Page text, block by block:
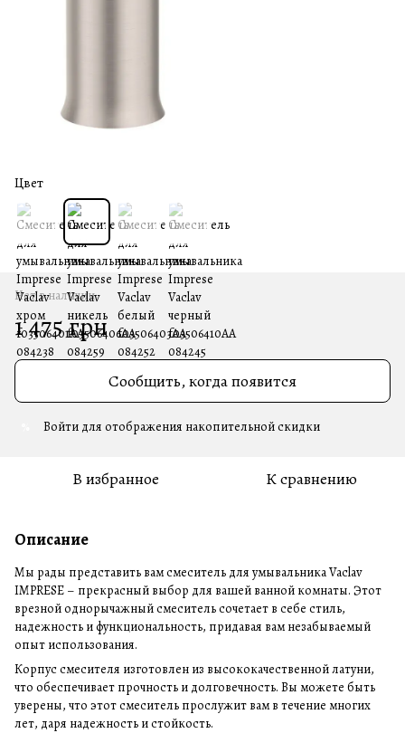
Цвет
Нет в наличии
1 475 грн
Сообщить, когда появится
Войти для отображения накопительной скидки
В избранное К сравнению
Описание
Мы рады представить вам смеситель для умывальника Vaclav
IMPRESE – прекрасный выбор для вашей ванной комнаты. Этот
врезной однорычажный смеситель сочетает в себе стиль,
надежность и функциональность, придавая вам незабываемый
опыт использования.
Корпус смесителя изготовлен из высококачественной латуни,
что обеспечивает прочность и долговечность. Вы можете быть
уверены, что этот смеситель прослужит вам в течение многих
лет, даря надежность и стойкость.